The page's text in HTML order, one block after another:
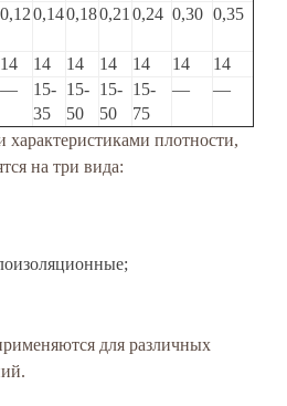
0,120,140,180,21 0,24 0,30 0,35
14 14 14 14 14 14
14
—
15-
35
15-
50
15-
50
15-
75
— —
характеристиками плотности,
на три вида:
для различных